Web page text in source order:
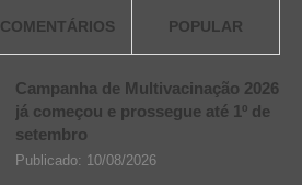
COMENTÁRIOS POPULAR
Campanha de Multivacinação 2026
já começou e prossegue até 1º de
setembro
Publicado: 10/08/2026